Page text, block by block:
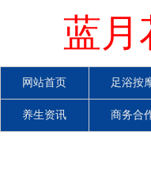
蓝月
网站首页 足浴按
养生资讯 商务合